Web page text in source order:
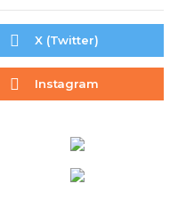
X (Twitter)
Instagram